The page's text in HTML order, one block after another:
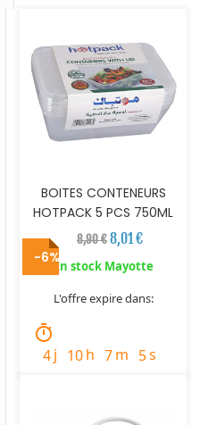
BOITES CONTENEURS
HOTPACK 5 PCS 750ML
8,90 €8,01 €
En stock Mayotte
L'offre expire dans:
timer
4j 10h 7m 4s
-6%